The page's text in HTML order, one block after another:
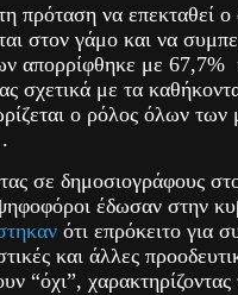
πρόταση να επεκταθεί ο
στον γάμο και να
απορρίφθηκε με 67,7%
σχετικά με τα
ο ρόλος όλων των
σε δημοσιογράφους
έδωσαν στην
ότι επρόκειτο για
και άλλες
“όχι”,